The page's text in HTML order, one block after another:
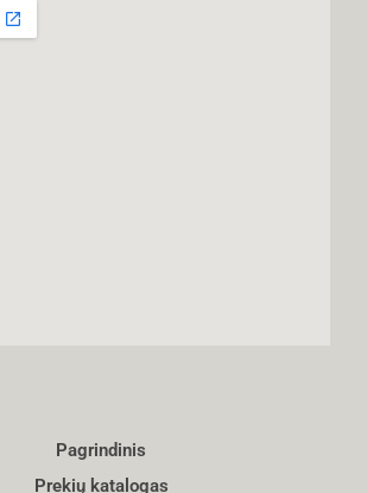
Pagrindinis
Prekių katalogas